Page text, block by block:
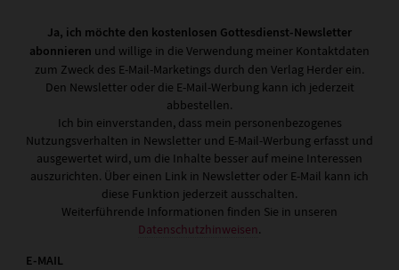
Ja, ich möchte den kostenlosen Gottesdienst-Newsletter
abonnieren und willige in die Verwendung meiner Kontaktdaten
zum Zweck des E-Mail-Marketings durch den Verlag Herder ein.
Den Newsletter oder die E-Mail-Werbung kann ich jederzeit
abbestellen.
Ich bin einverstanden, dass mein personenbezogenes
Nutzungsverhalten in Newsletter und E-Mail-Werbung erfasst und
ausgewertet wird, um die Inhalte besser auf meine Interessen
auszurichten. Über einen Link in Newsletter oder E-Mail kann ich
diese Funktion jederzeit ausschalten.
Weiterführende Informationen finden Sie in unseren
Datenschutzhinweisen.
E-MAIL